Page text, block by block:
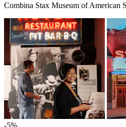
Combina Stax Museum of American
-5%